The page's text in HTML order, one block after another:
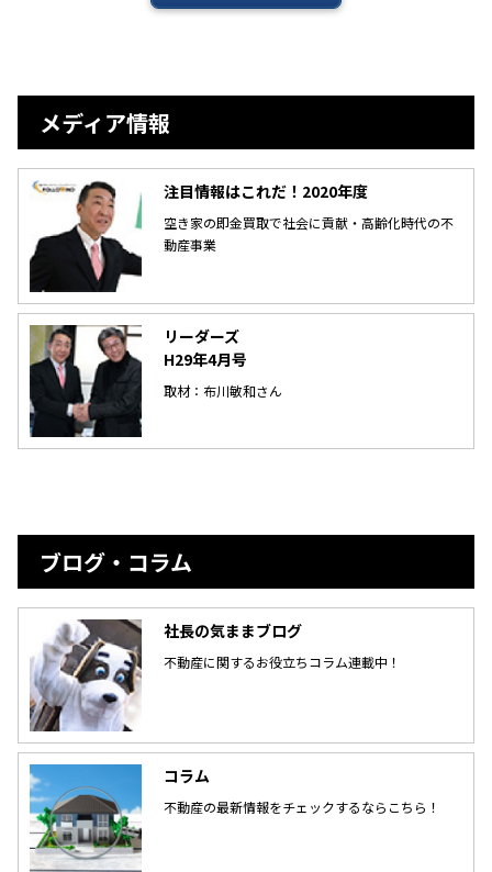
メディア情報
注目情報はこれだ！2020年度
空き家の即金買取で社会に貢献・高齢化時代の不
動産事業
リーダーズ
H29年4月号
取材：布川敏和さん
ブログ・コラム
社長の気ままブログ
不動産に関するお役立ちコラム連載中！
コラム
不動産の最新情報をチェックするならこちら！